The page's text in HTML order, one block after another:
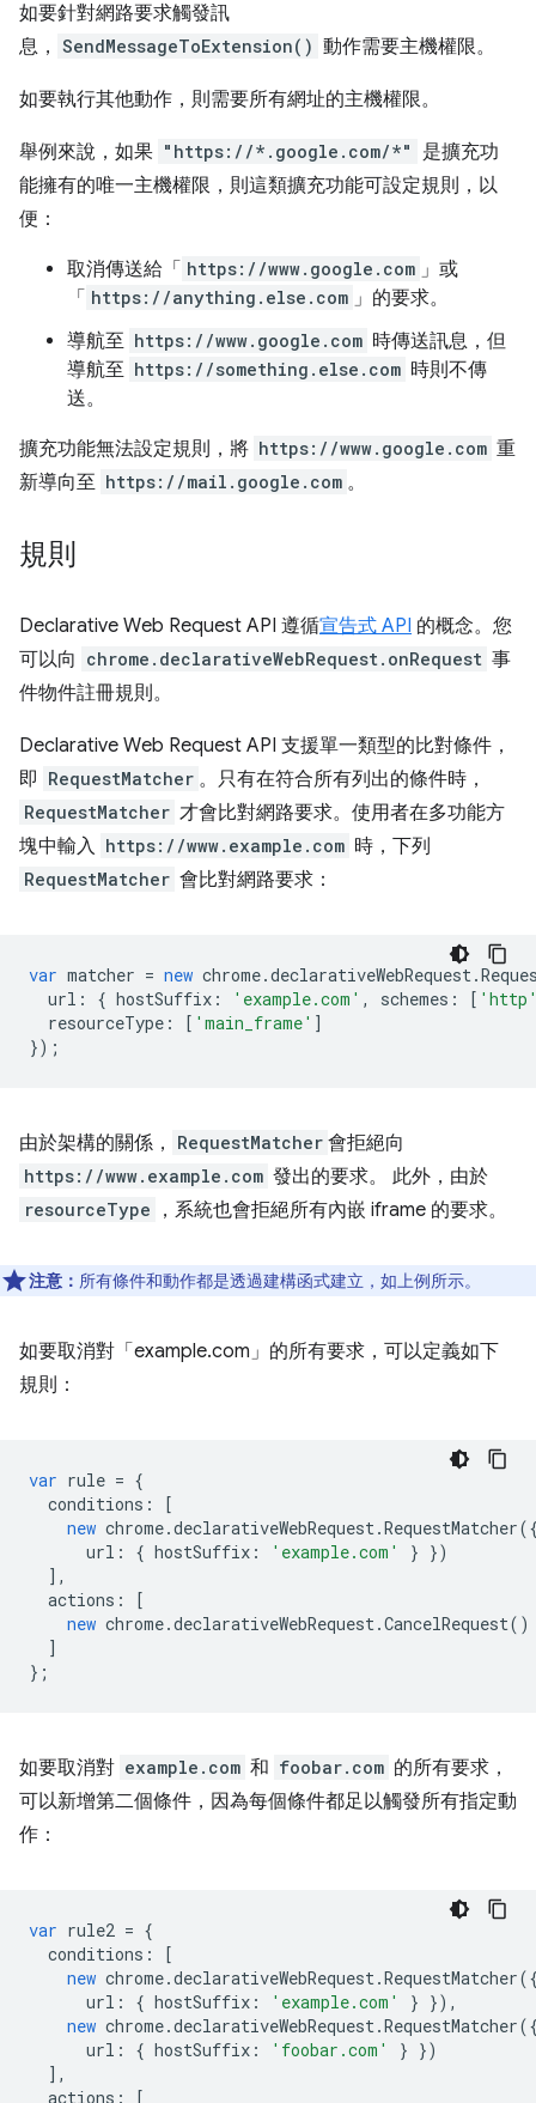
如要針對網路要求觸發訊
息， SendMessageToExtension() 動作需要主機權限。
如要執行其他動作，則需要所有網址的主機權限。
舉例來說，如果 "https://*.google.com/*"
是擴充功
能擁有的唯一主機權限，則這類擴充功能可設定規則，以
便：
取消傳送給「 https://www.google.com 」或
「 https://anything.else.com 」的要求。
導航至 https://www.google.com 時傳送訊息，但
導航至 https://something.else.com 時則不傳
送。
擴充功能無法設定規則，將 https://www.google.com 重
新導向至 https://mail.google.com 。
規則
Declarative Web Request API 遵循宣告式 API 的概念。您
可以向 chrome.declarativeWebRequest.onRequest 事
件物件註冊規則。
Declarative Web Request API 支援單一類型的比對條件，
即 RequestMatcher 。只有在符合所有列出的條件時，
RequestMatcher 才會比對網路要求。使用者在多功能方
塊中輸入 https://www.example.com 時，下列
RequestMatcher 會比對網路要求：
var matcher = new chrome.declarativeWebRequest.
url : { hostSuffix : 'example.com' , schemes : [
resourceType : [ 'main_frame' ]
});
由於架構的關係， RequestMatcher 會拒絕向
https://www.example.com 發出的要求。 此外，由於
resourceType ，系統也會拒絕所有內嵌 iframe 的要求。
注意： 所有條件和動作都是透過建構函式建立，如上例所示。
如要取消對「example.com」的所有要求，可以定義如下
規則：
var rule = {
conditions :
[
new chrome.declarativeWebRequest.RequestMatcher
url : { hostSuffix : 'example.com' } })
],
actions :
[
new chrome.declarativeWebRequest.CancelRequest()
]
};
如要取消對 example.com 和 foobar.com 的所有要求，
可以新增第二個條件，因為每個條件都足以觸發所有指定動
作：
var rule2 = {
conditions :
[
new chrome.declarativeWebRequest.RequestMatcher
url : { hostSuffix : 'example.com' } }),
new chrome.declarativeWebRequest.RequestMatcher
url : { hostSuffix : 'foobar.com' } })
],
actions : [